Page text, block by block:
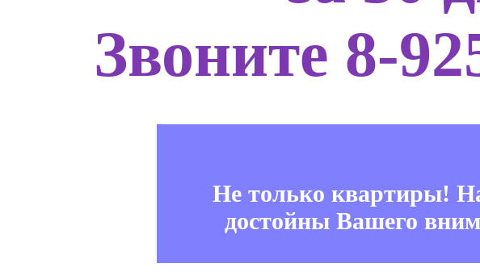
Звоните 8-
Не только квартиры!
достойны Вашего